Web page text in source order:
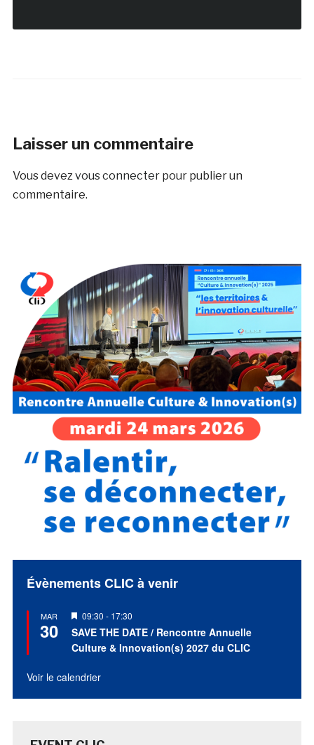
Laisser un commentaire
Vous devezvous connecterpour publier un
commentaire.
Évènements CLIC à venir
MAR
30
Mis
en
avant
09:30 - 17:30
SAVE THE DATE / Rencontre Annuelle
Culture & Innovation(s) 2027 du CLIC
Voir le calendrier